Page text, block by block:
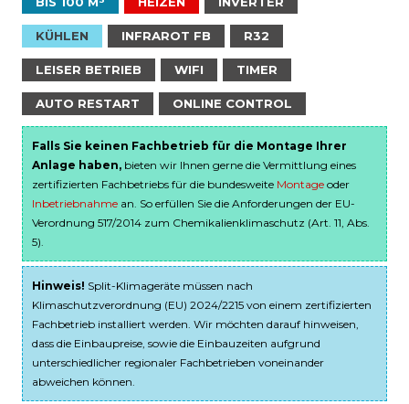
KÜHLEN INFRAROT FB R32
LEISER BETRIEB WIFI TIMER
AUTO RESTART ONLINE CONTROL
Falls Sie keinen Fachbetrieb für die Montage Ihrer
Anlage haben, bieten wir Ihnen gerne die Vermittlung eines
zertifizierten Fachbetriebs für die bundesweite Montage oder
Inbetriebnahme an. So erfüllen Sie die Anforderungen der EU-
Verordnung 517/2014 zum Chemikalienklimaschutz (Art. 11, Abs.
5).
Hinweis! Split-Klimageräte müssen nach
Klimaschutzverordnung (EU) 2024/2215 von einem zertifizierten
Fachbetrieb installiert werden. Wir möchten darauf hinweisen,
dass die Einbaupreise, sowie die Einbauzeiten aufgrund
unterschiedlicher regionaler Fachbetrieben voneinander
abweichen können.